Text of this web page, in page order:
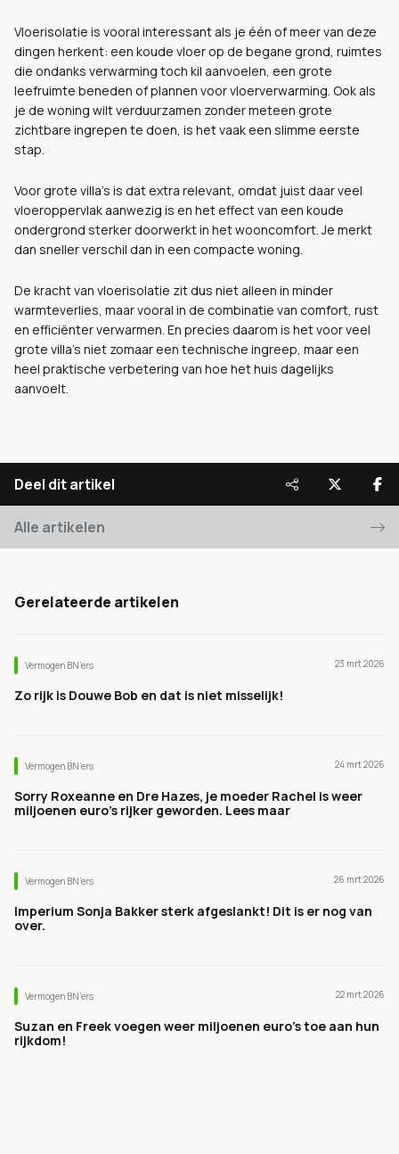
Vloerisolatie is vooral interessant als je één of meer van deze
dingen herkent: een koude vloer op de begane grond, ruimtes
die ondanks verwarming toch kil aanvoelen, een grote
leefruimte beneden of plannen voor vloerverwarming. Ook als
je de woning wilt verduurzamen zonder meteen grote
zichtbare ingrepen te doen, is het vaak een slimme eerste
stap.
Voor grote villa’s is dat extra relevant, omdat juist daar veel
vloeroppervlak aanwezig is en het effect van een koude
ondergrond sterker doorwerkt in het wooncomfort. Je merkt
dan sneller verschil dan in een compacte woning.
De kracht van vloerisolatie zit dus niet alleen in minder
warmteverlies, maar vooral in de combinatie van comfort, rust
en efficiënter verwarmen. En precies daarom is het voor veel
grote villa’s niet zomaar een technische ingreep, maar een
heel praktische verbetering van hoe het huis dagelijks
aanvoelt.
Deel dit artikel
Alle artikelen
Gerelateerde artikelen
Vermogen BN’ers 23 mrt 2026
Zo rijk is Douwe Bob en dat is niet misselijk!
Vermogen BN’ers 24 mrt 2026
Sorry Roxeanne en Dre Hazes, je moeder Rachel is weer
miljoenen euro's rijker geworden. Lees maar
Vermogen BN’ers 26 mrt 2026
Imperium Sonja Bakker sterk afgeslankt! Dit is er nog van
over.
Vermogen BN’ers 22 mrt 2026
Suzan en Freek voegen weer miljoenen euro's toe aan hun
rijkdom!